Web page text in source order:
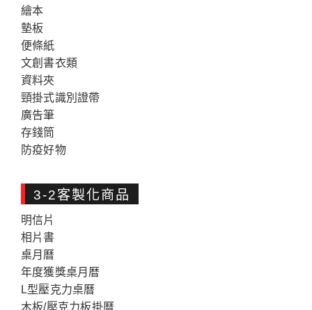
繪本
墊板
便條紙
文創書衣類
資料夾
頸掛式識別證帶
廣告筆
存錢筒
防疫好物
3-2客製化商品
明信片
相片書
桌月曆
年度獲獎桌月暦
L型壓克力桌曆
木板/壓克力板掛曆